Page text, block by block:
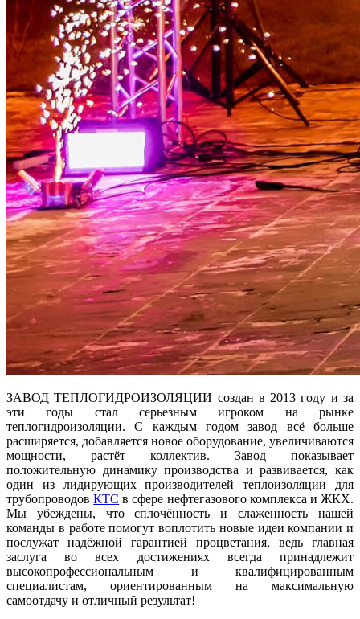
ЗАВОД ТЕПЛОГИДРОИЗОЛЯЦИИ создан в 2013 году и за
эти годы стал серьезным игроком на рынке
теплогидроизоляции. С каждым годом завод всё больше
расширяется, добавляется новое оборудование, увеличиваются
мощности, растёт коллектив. Завод показывает
положительную динамику производства и развивается, как
один из лидирующих производителей теплоизоляции для
трубопроводовКТС в сфере нефтегазового комплекса и ЖКХ.
Мы убеждены, что сплочённость и слаженность нашей
команды в работе помогут воплотить новые идеи компании и
послужат надёжной гарантией процветания, ведь главная
заслуга во всех достижениях всегда принадлежит
высокопрофессиональным и квалифицированным
специалистам, ориентированным на максимальную
самоотдачу и отличный результат!